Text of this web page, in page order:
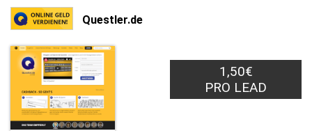
Questler.de
1,50€
PRO LEAD